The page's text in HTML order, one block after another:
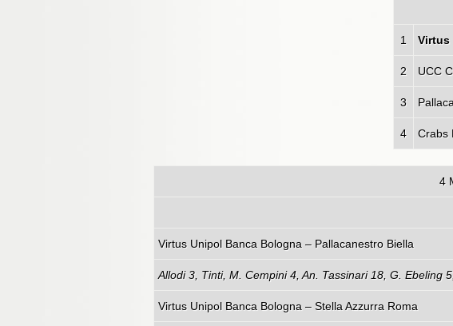
1 Virtus
2 UCC
3
4 Crabs
4
Virtus Unipol Banca Bologna
Allodi 3, Tinti, M. Cempini 4, An. Tassinari 18, G. Ebeling
Virtus Unipol Banca Bologna –